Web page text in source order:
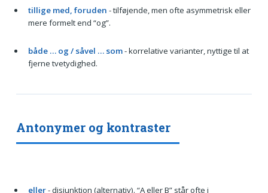
tillige med, foruden - tilføjende, men ofte asymmetrisk eller
mere formelt end “og”.
både … og / såvel … som- korrelative varianter, nyttige til at
fjerne tvetydighed.
Antonymer og kontraster
eller- disjunktion (alternativ). “A eller B” står ofte i